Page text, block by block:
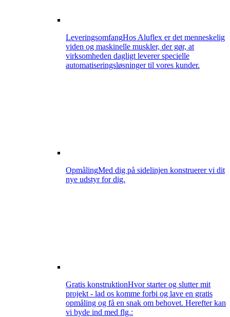
LeveringsomfangHos Aluflex er det menneskelig
viden og maskinelle muskler, der gør, at
virksomheden dagligt leverer specielle
automatiseringsløsninger til vores kunder.
OpmålingMed dig på sidelinjen konstruerer vi dit
nye udstyr for dig.
Gratis konstruktionHvor starter og slutter mit
projekt - lad os komme forbi og lave en gratis
opmåling og få en snak om behovet. Herefter kan
vi byde ind med flg.: